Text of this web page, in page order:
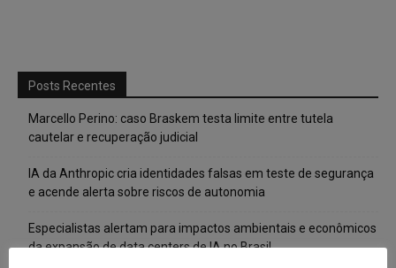
Posts Recentes
Marcello Perino: caso Braskem testa limite entre tutela
cautelar e recuperação judicial
IA da Anthropic cria identidades falsas em teste de segurança
e acende alerta sobre riscos de autonomia
Especialistas alertam para impactos ambientais e econômicos
da expansão de data centers de IA no Brasil